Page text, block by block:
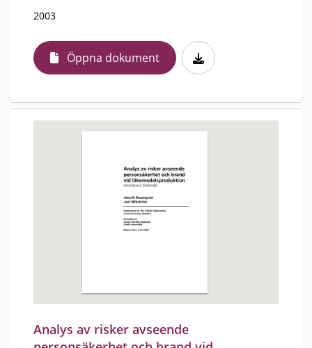
2003
Öppna dokument
Analys av risker avseende